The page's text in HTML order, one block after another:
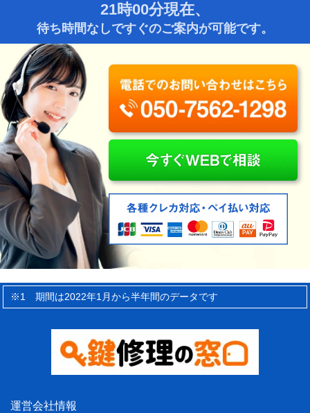
21時00分現在、
待ち時間なしですぐのご案内が可能です。
※1 期間は2022年1月から半年間のデータです
運営会社情報